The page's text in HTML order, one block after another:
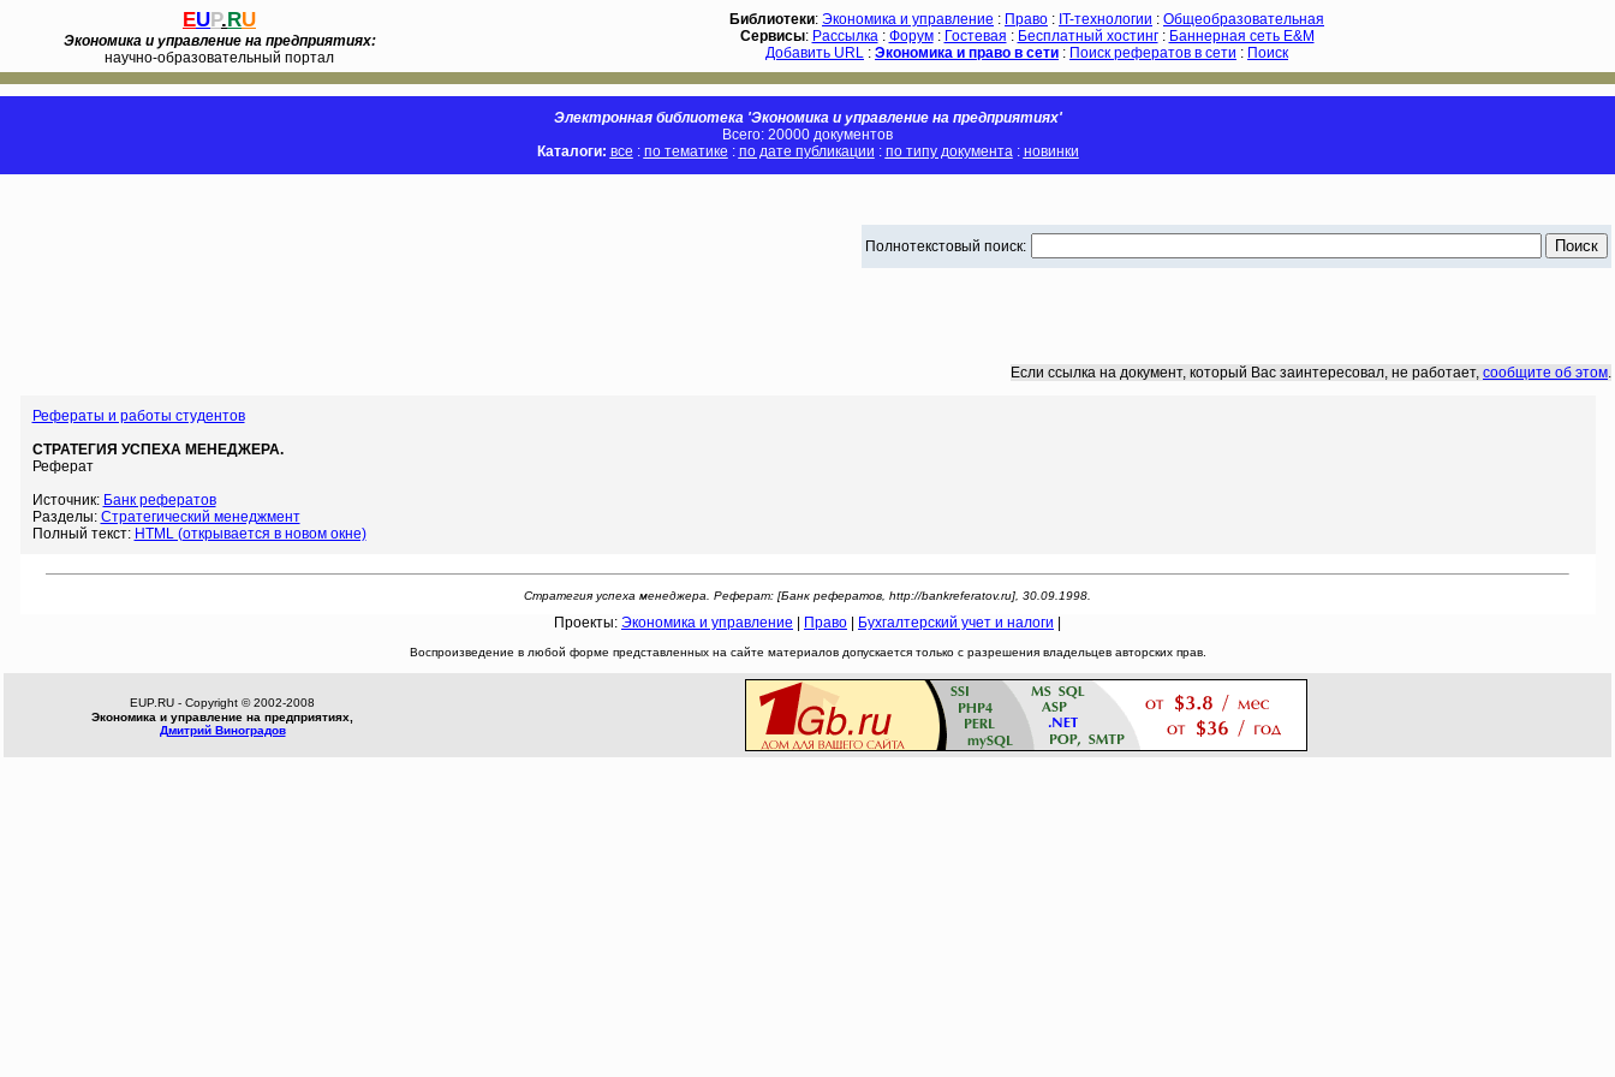
EUP.RU
Экономика и управление на предприятиях:
научно-образовательный портал
Библиотеки: Экономика и управление : Право : IT-технологии : Общеобразовательная
Сервисы: Рассылка: Форум: Гостевая : Бесплатный хостинг: Баннерная сеть E&M
Добавить URL : Экономика и право в сети : Поиск рефератов в сети : Поиск
Электронная библиотека 'Экономика и управление на предприятиях'
Всего: 20000 документов
Каталоги: все : по тематике : по дате публикации : по типу документа: новинки
Полнотекстовый поиск:
Если ссылка на документ, который Вас заинтересовал, не работает, сообщите об этом.
Рефераты и работы студентов
СТРАТЕГИЯ УСПЕХА МЕНЕДЖЕРА.
Реферат
Источник: Банк рефератов
Разделы: Стратегический менеджмент
Полный текст: HTML (открывается в новом окне)
Стратегия успеха менеджера. Реферат: [Банк рефератов, http://bankreferatov.ru], 30.09.1998.
Проекты: Экономика и управление Право Бухгалтерский учет и налоги
Воспроизведение в любой форме представленных на сайте материалов допускается только с разрешения владельцев авторских прав.
EUP.RU - Copyright © 2002-2008
Экономика и управление на предприятиях,
Дмитрий Виноградов